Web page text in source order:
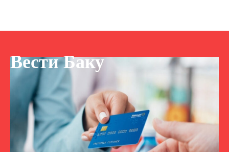
Вести Баку